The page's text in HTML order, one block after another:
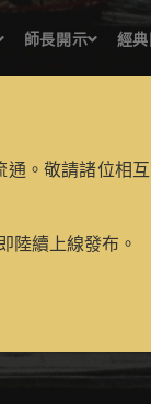
師長開示 經
釋
通。敬請諸位相
陸續上線發布。